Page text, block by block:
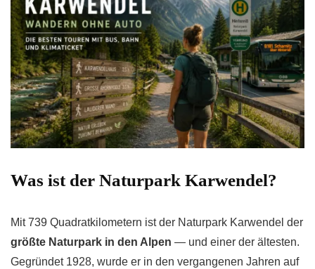
Was ist der Naturpark Karwendel?
Mit 739 Quadratkilometern ist der Naturpark Karwendel der
größte Naturpark in den Alpen — und einer der ältesten.
Gegründet 1928, wurde er in den vergangenen Jahren auf